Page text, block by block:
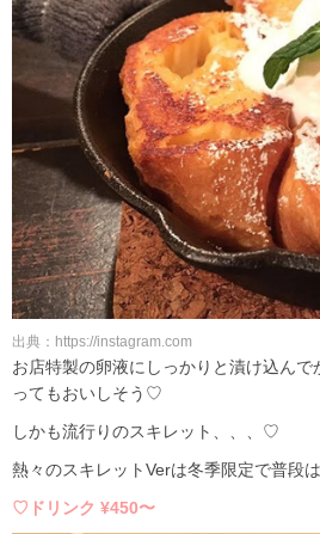
出典：https://instagram.com
お店特製の卵液にしっかりと漬け込んで
ってもおいしそう♡
しかも流行りのスキレット、、、♡
熱々のスキレットVerは冬季限定で普段
♡ドリンク ¥450〜